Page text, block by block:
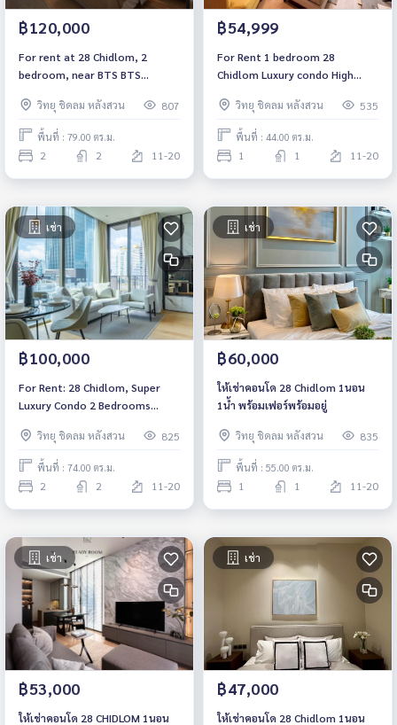
฿120,000
For rent at 28 Chidlom, 2
bedroom, near BTS BTS
to move in
วิทยุ ชิดลม หลังสวน 807
พื้นที่ : 79.00 ตร.ม.
2 2 11-20
฿54,999
For Rent 1 bedroom 28
Chidlom Luxury condo High
furnished Ready to move in
วิทยุ ชิดลม หลังสวน 535
พื้นที่ : 44.00 ตร.ม.
1 1 11-20
เช่า
฿100,000
For Rent: 28 Chidlom, Super
Luxury Condo 2 Bedrooms
move in*
วิทยุ ชิดลม หลังสวน 825
พื้นที่ : 74.00 ตร.ม.
2 2 11-20
เช่า
฿60,000
ให้เช่าคอนโด 28 Chidlom 1นอน
1น้ำ พร้อมเฟอร์พร้อมอยู่
วิทยุ ชิดลม หลังสวน 835
พื้นที่ : 55.00 ตร.ม.
1 1 11-20
เช่า
฿53,000
ให้เช่าคอนโด 28 CHIDLOM 1นอน
เช่า
฿47,000
ให้เช่าคอนโด 28 Chidlom 1นอน